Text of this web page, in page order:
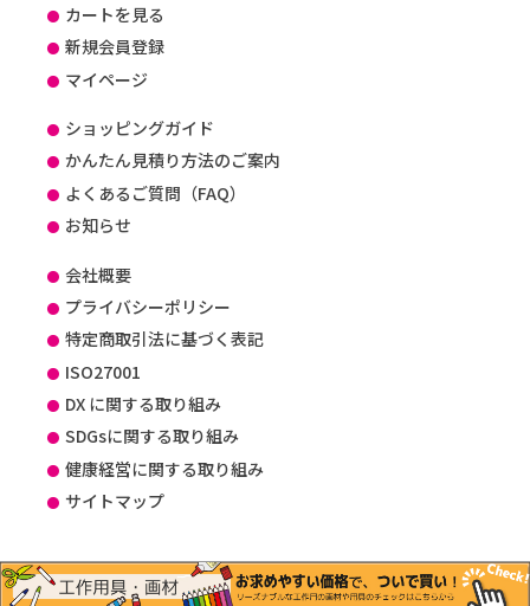
カートを見る
新規会員登録
マイページ
ショッピングガイド
かんたん見積り方法のご案内
よくあるご質問（FAQ）
お知らせ
会社概要
プライバシーポリシー
特定商取引法に基づく表記
ISO27001
DX に関する取り組み
SDGsに関する取り組み
健康経営に関する取り組み
サイトマップ
Copyright c たのつく All Rights Reserved